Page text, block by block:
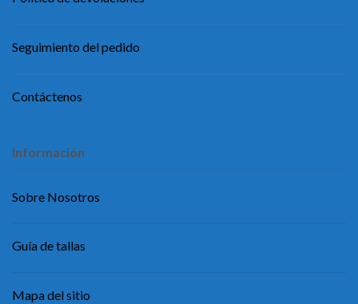
Seguimiento del pedido
Contáctenos
Información
Sobre Nosotros
Guía de tallas
Mapa del sitio